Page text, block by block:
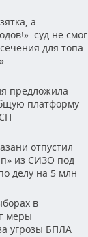
а
суд не смог
для топа
предложила
платформу
отпустил
из СИЗО под
делу на 5 млн
в
меры
угрозы БПЛА